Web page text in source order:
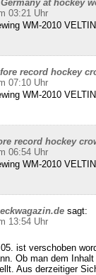
at hockey
03:21 Uhr
WM-2010
record hockey
07:10 Uhr
WM-2010
record hockey
06:54 Uhr
WM-2010
sagt:
13:54 Uhr
ist verschoben
Ob man dem
Aus derzeitiger